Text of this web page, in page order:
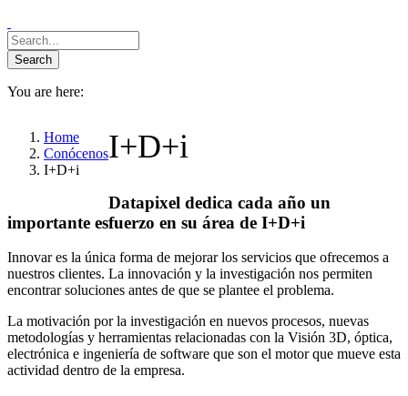
You are here:
Home
Conócenos
I+D+i
I+D+i
Datapixel dedica cada año un
importante esfuerzo en su área de I+D+i
Innovar es la única forma de mejorar los servicios que ofrecemos a
nuestros clientes. La innovación y la investigación nos permiten
encontrar soluciones antes de que se plantee el problema.
La motivación por la investigación en nuevos procesos, nuevas
metodologías y herramientas relacionadas con la Visión 3D, óptica,
electrónica e ingeniería de software que son el motor que mueve esta
actividad dentro de la empresa.